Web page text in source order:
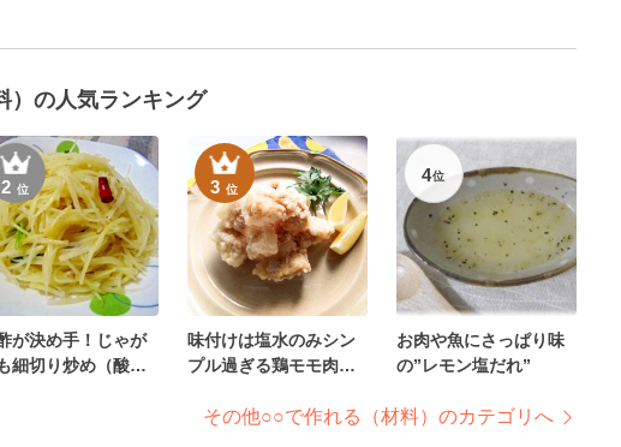
）の人気ランキング
2位
が決め手！じゃが
細切り炒め（酸辣
3位
味付けは塩水のみシン
プル過ぎる鶏モモ肉の
4位
お肉や魚にさっぱり味
の”レモン塩だれ”
その他○○で作れる（材料）のカテゴリへ